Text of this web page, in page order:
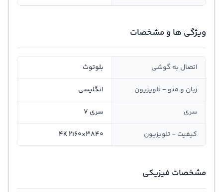
ویژگی ها و مشخصات
اتصال به گوشی بلوتوث
زبان و منو - تلویزیون انگلیسی
سری سری 7
کیفیت - تلویزیون 3840×2160 4K
مشخصات فیزیکی